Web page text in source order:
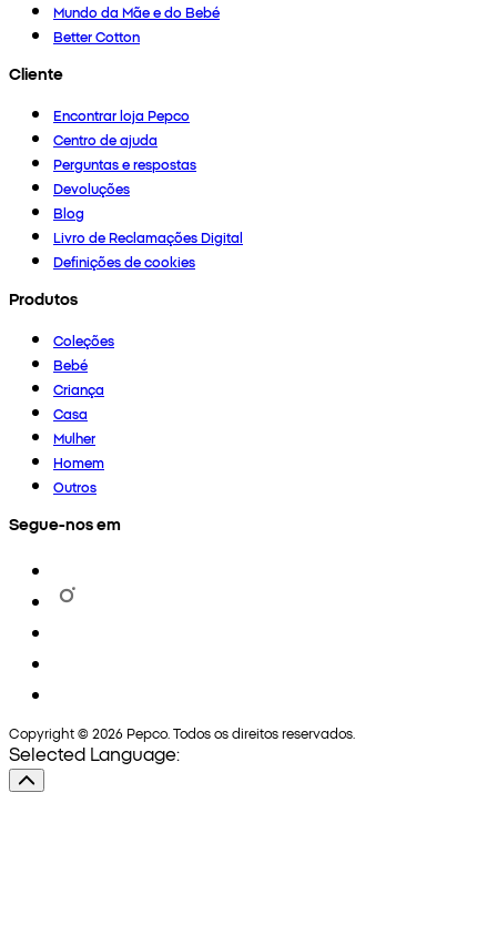
Mundo da Mãe e do Bebé
Better Cotton
Cliente
Encontrar loja Pepco
Centro de ajuda
Perguntas e respostas
Devoluções
Blog
Livro de Reclamações Digital
Definições de cookies
Produtos
Coleções
Bebé
Criança
Casa
Mulher
Homem
Outros
Segue-nos em
Copyright © 2026 Pepco. Todos os direitos reservados.
Selected Language: